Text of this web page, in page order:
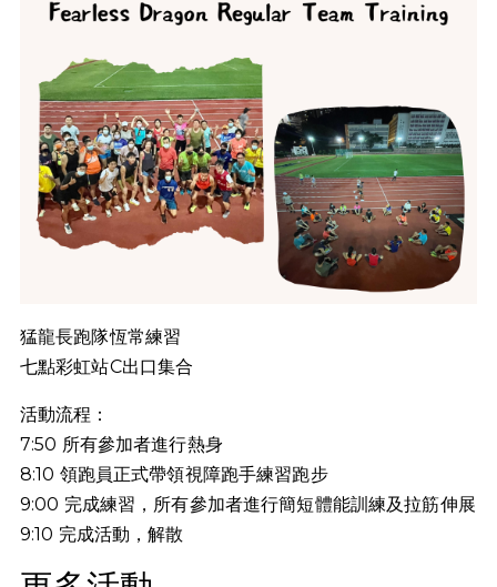
猛龍長跑隊恆常練習
七點彩虹站C出口集合
活動流程：
7:50 所有參加者進行熱身
8:10 領跑員正式帶領視障跑手練習跑步
9:00 完成練習，所有參加者進行簡短體能訓練及拉筋伸展
9:10 完成活動，解散